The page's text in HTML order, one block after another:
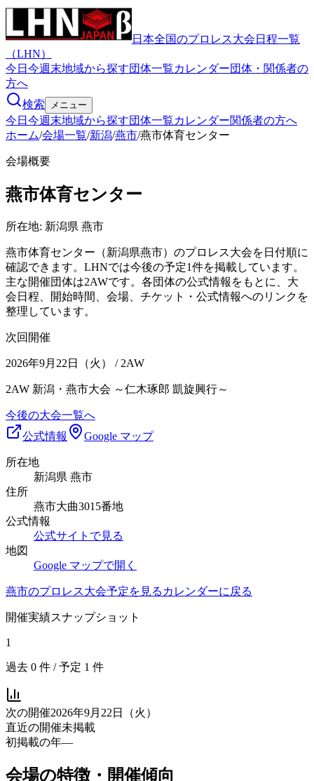
日本全国のプロレス大会日程一覧
（LHN）
今日 今週末地域から探す団体一覧カレンダー団体・関係者の
方へ
検索
メニュー
今日 今週末地域から探す団体一覧カレンダー関係者の方へ
ホーム/会場一覧/新潟/燕市/燕市体育センター
会場概要
燕市体育センター
所在地: 新潟県 燕市
燕市体育センター（新潟県燕市）のプロレス大会を日付順に
確認できます。LHNでは今後の予定1件を掲載しています。
主な開催団体は2AWです。各団体の公式情報をもとに、大
会日程、開始時間、会場、チケット・公式情報へのリンクを
整理しています。
次回開催
2026年9月22日（火） / 2AW
2AW 新潟・燕市大会 ～仁木琢郎 凱旋興行～
今後の大会一覧へ
公式情報
Google マップ
所在地
新潟県 燕市
住所
燕市大曲3015番地
公式情報
公式サイトで見る
地図
Google マップで開く
燕市のプロレス大会予定を見る カレンダーに戻る
開催実績スナップショット
1
過去 0 件 / 予定 1 件
次の開催2026年9月22日（火）
直近の開催未掲載
初掲載の年—
会場の特徴・開催傾向